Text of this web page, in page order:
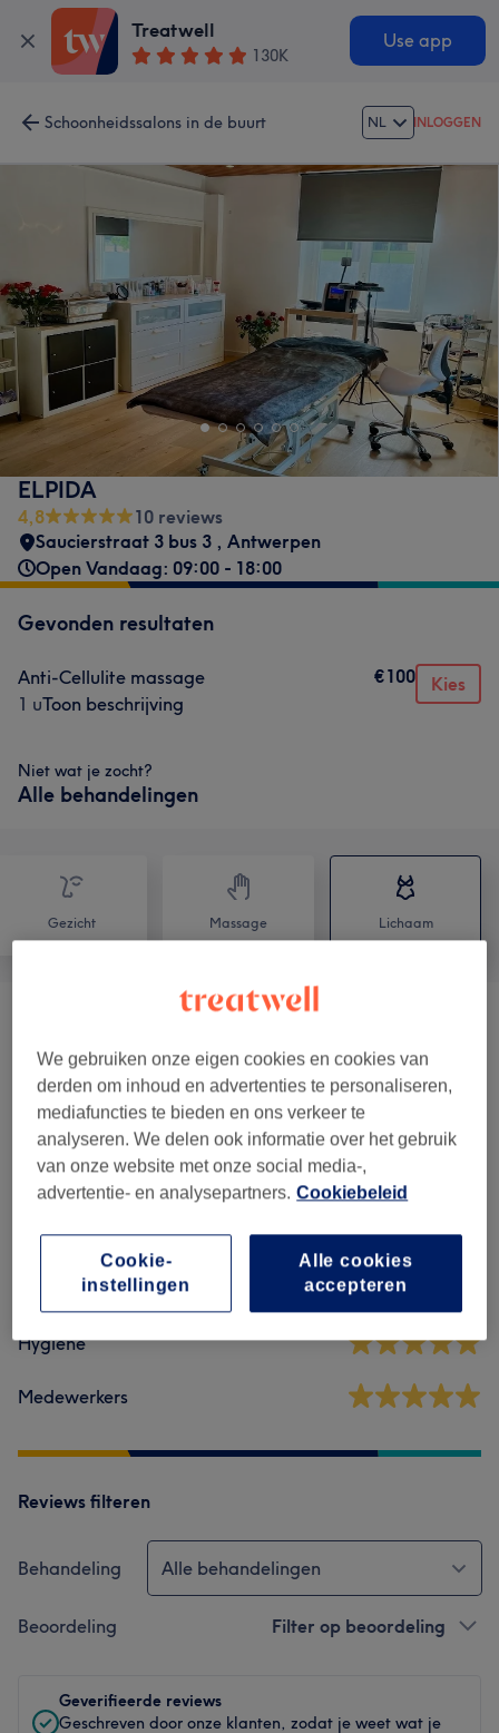
Treatwell
130K
Use app
Schoonheidssalons in de buurt NL INLOGGEN
ELPIDA
4,8
10 reviews
Saucierstraat 3 bus 3 , Antwerpen
Open Vandaag: 09:00 - 18:00
Gevonden resultaten
Anti-Cellulite massage
1 uToon beschrijving
€100 Kies
Niet wat je zocht?
Alle behandelingen
Gezicht Massage Lichaam
Reviews
4,8 10 reviews
Ambiance
Hygiëne
Medewerkers
Reviews filteren
Behandeling Alle behandelingen
Beoordeling Filter op beoordeling
Geverifieerde reviews
Geschreven door onze klanten, zodat je weet wat je
We gebruiken onze eigen cookies en cookies van
derden om inhoud en advertenties te personaliseren,
mediafuncties te bieden en ons verkeer te
analyseren. We delen ook informatie over het gebruik
van onze website met onze social media-,
advertentie- en analysepartners. Cookiebeleid
Alle cookies
accepteren
Cookie-
instellingen